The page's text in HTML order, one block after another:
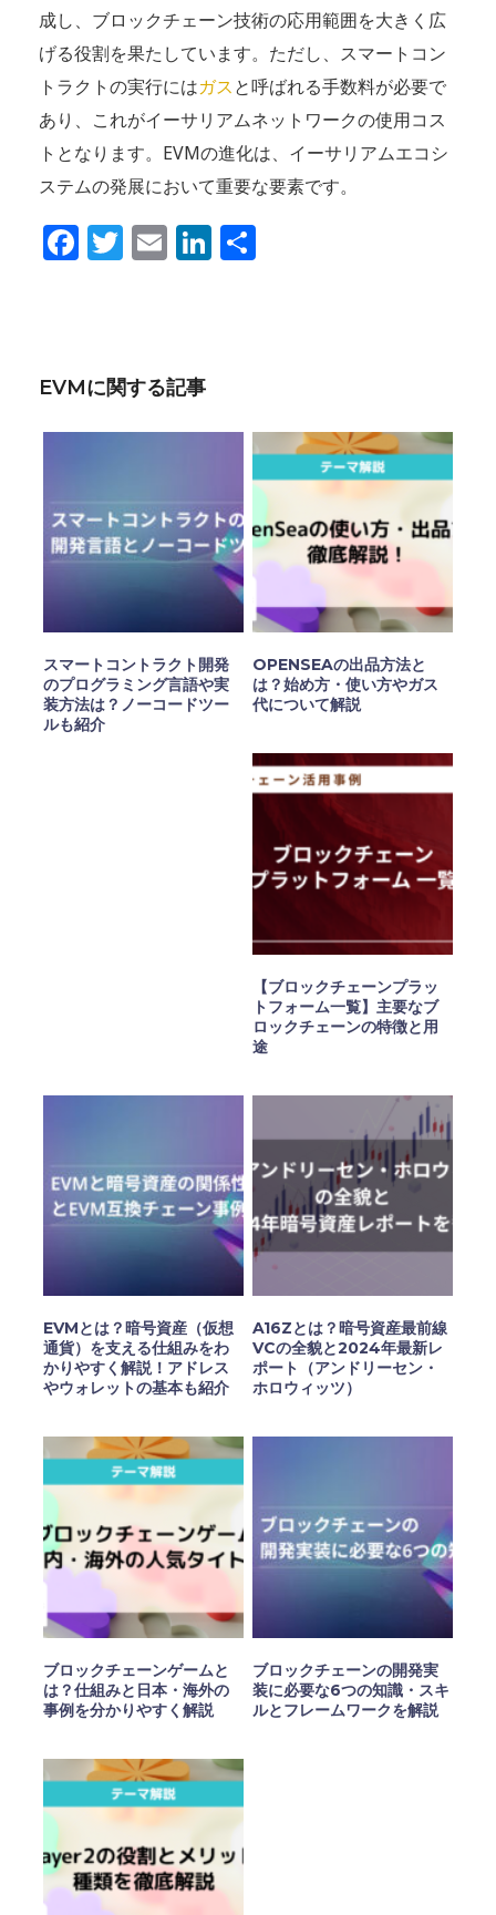
成し、ブロックチェーン技術の応用範囲を大きく広
げる役割を果たしています。ただし、スマートコン
トラクトの実行にはガスと呼ばれる手数料が必要で
あり、これがイーサリアムネットワークの使用コス
トとなります。EVMの進化は、イーサリアムエコシ
ステムの発展において重要な要素です。
Facebook
Twitter
EmailLinkedIn
EVMに関する記事
スマートコントラクト開発
のプログラミング言語や実
装方法は？ノーコードツー
ルも紹介
OPENSEAの出品方法と
は？始め方・使い方やガス
代について解説
【ブロックチェーンプラッ
トフォーム一覧】主要なブ
ロックチェーンの特徴と用
途
EVMとは？暗号資産（仮想
通貨）を支える仕組みをわ
かりやすく解説！アドレス
やウォレットの基本も紹介
A16Zとは？暗号資産最前線
VCの全貌と2024年最新レ
ポート（アンドリーセン・
ホロウィッツ）
ブロックチェーンゲームと
は？仕組みと日本・海外の
事例を分かりやすく解説
ブロックチェーンの開発実
装に必要な6つの知識・スキ
ルとフレームワークを解説